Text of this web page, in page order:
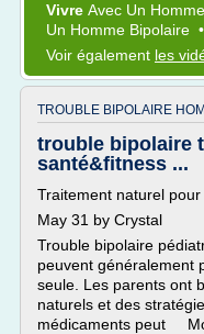
Vivre Avec Un
Un Homme Bipolaire •
Voir également les
TROUBLE BIPOLAIRE
trouble bipolaire
santé&fitness ...
Traitement naturel
May 31 by Crystal
Trouble bipolaire
peuvent généralement
seule. Les parents ont
naturels et des
médicaments peut